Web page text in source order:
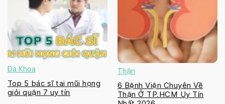
Đa Khoa
Top 5 bác sĩ tai mũi họng
giỏi quận 7 uy tín
Thận
6 Bệnh Viện Chuyên Về
Thận Ở TP.HCM Uy Tín